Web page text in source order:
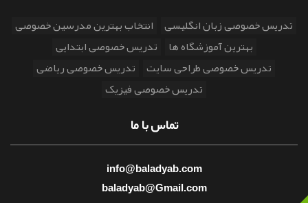
تدریس خصوصی زبان انگلیسی انتخاب بهترین مدرسین خصوصی
بهترین آموزشگاه ها تدریس خصوصی ابتدایی
تدریس خصوصی طراحی سایت تدریس خصوصی ریاضی
تدریس خصوصی فیزیک
تماس با ما
info@baladyab.com
baladyab@Gmail.com